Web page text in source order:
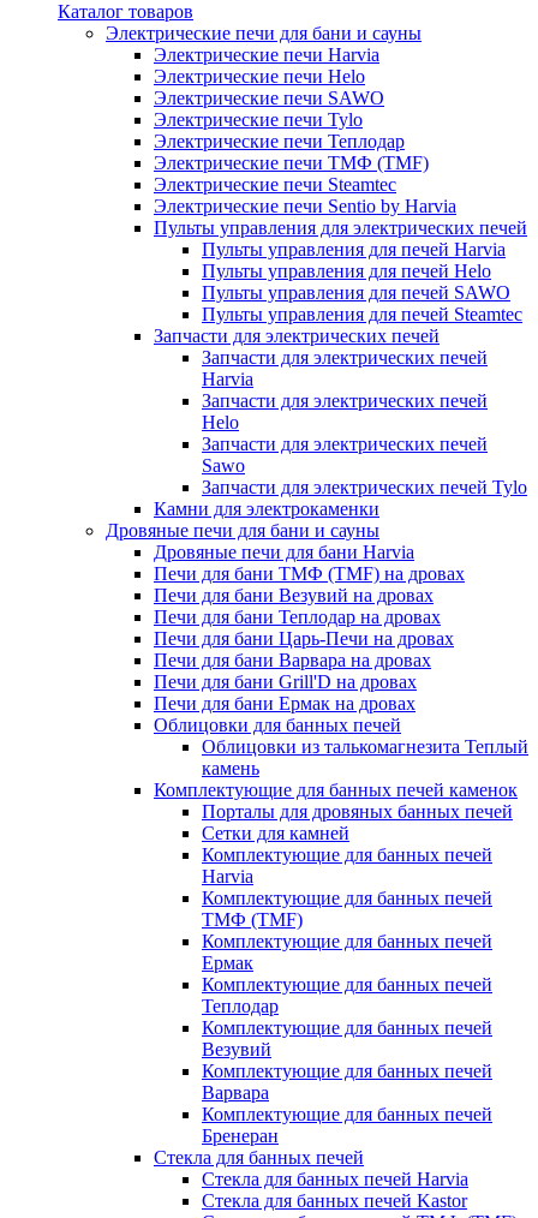
Каталог товаров
Электрические печи для бани и сауны
Электрические печи Harvia
Электрические печи Helo
Электрические печи SAWO
Электрические печи Tylo
Электрические печи Теплодар
Электрические печи ТМФ (TMF)
Электрические печи Steamtec
Электрические печи Sentio by Harvia
Пульты управления для электрических печей
Пульты управления для печей Harvia
Пульты управления для печей Helo
Пульты управления для печей SAWO
Пульты управления для печей Steamtec
Запчасти для электрических печей
Запчасти для электрических печей
Harvia
Запчасти для электрических печей
Helo
Запчасти для электрических печей
Sawo
Запчасти для электрических печей Tylo
Камни для электрокаменки
Дровяные печи для бани и сауны
Дровяные печи для бани Harvia
Печи для бани ТМФ (TMF) на дровах
Печи для бани Везувий на дровах
Печи для бани Теплодар на дровах
Печи для бани Царь-Печи на дровах
Печи для бани Варвара на дровах
Печи для бани Grill'D на дровах
Печи для бани Ермак на дровах
Облицовки для банных печей
Облицовки из талькомагнезита Теплый
камень
Комплектующие для банных печей каменок
Порталы для дровяных банных печей
Сетки для камней
Комплектующие для банных печей
Harvia
Комплектующие для банных печей
ТМФ (TMF)
Комплектующие для банных печей
Ермак
Комплектующие для банных печей
Теплодар
Комплектующие для банных печей
Везувий
Комплектующие для банных печей
Варвара
Комплектующие для банных печей
Бренеран
Стекла для банных печей
Стекла для банных печей Harvia
Стекла для банных печей Kastor